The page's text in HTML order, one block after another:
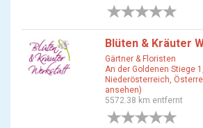
Blüten & Kräuter
Gärtner & Floristen
An der Goldenen Stiege
Niederösterreich,
ansehen)
5572.38 km entfernt